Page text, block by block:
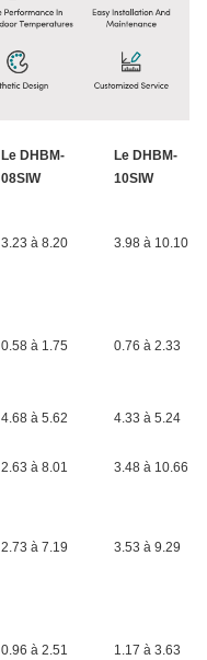
Le DHBM-
08SIW
Le DHBM-
10SIW
3.23 à 8.20 3.98 à 10.10
0.58 à 1.75 0.76 à 2.33
4.68 à 5.62 4.33 à 5.24
2.63 à 8.01 3.48 à 10.66
2.73 à 7.19 3.53 à 9.29
0.96 à 2.51 1.17 à 3.63